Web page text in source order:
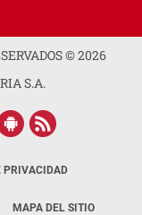
©2026
S.A.
PRIVACIDAD
MAPA DEL SITIO